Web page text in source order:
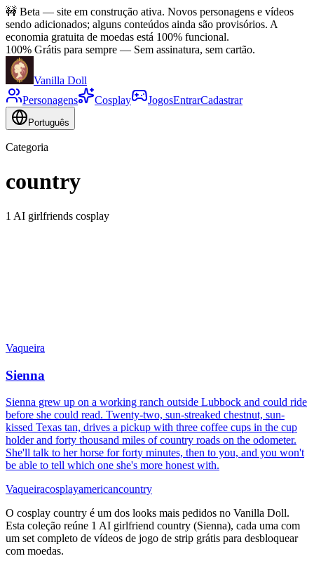
🚧 Beta — site em construção ativa. Novos personagens e vídeos
sendo adicionados; alguns conteúdos ainda são provisórios. A
economia gratuita de moedas está 100% funcional.
100% Grátis para sempre — Sem assinatura, sem cartão.
Vanilla Doll
Personagens
Cosplay JogosEntrarCadastrar
Português
Categoria
country
1 AI girlfriends cosplay
Vaqueira
Sienna
Sienna grew up on a working ranch outside Lubbock and could ride
before she could read. Twenty-two, sun-streaked chestnut, sun-
kissed Texas tan, drives a pickup with three coffee cups in the cup
holder and forty thousand miles of country roads on the odometer.
She'll talk to her horse for forty minutes, then to you, and you won't
be able to tell which one she's more honest with.
Vaqueiracosplayamericancountry
O cosplay country é um dos looks mais pedidos no Vanilla Doll.
Esta coleção reúne 1 AI girlfriend country (Sienna), cada uma com
um set completo de vídeos de jogo de strip grátis para desbloquear
com moedas.